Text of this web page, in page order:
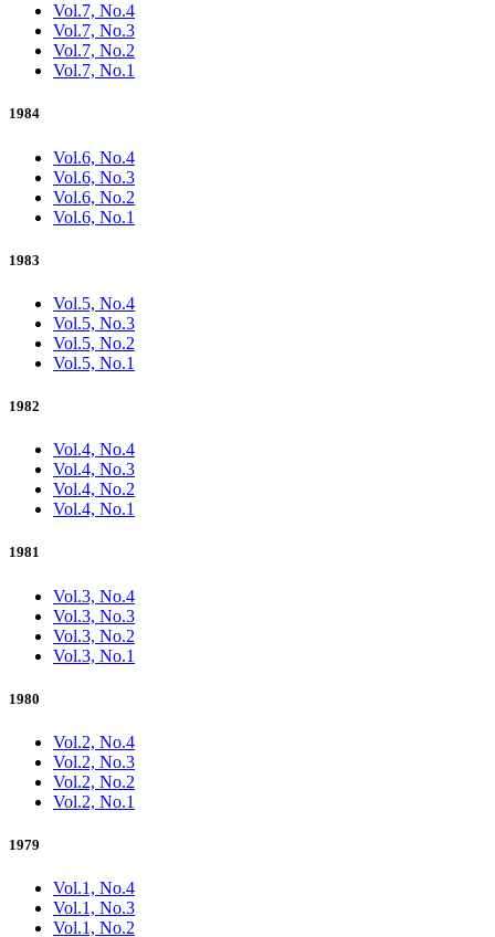
Vol.7, No.4
Vol.7, No.3
Vol.7, No.2
Vol.7, No.1
1984
Vol.6, No.4
Vol.6, No.3
Vol.6, No.2
Vol.6, No.1
1983
Vol.5, No.4
Vol.5, No.3
Vol.5, No.2
Vol.5, No.1
1982
Vol.4, No.4
Vol.4, No.3
Vol.4, No.2
Vol.4, No.1
1981
Vol.3, No.4
Vol.3, No.3
Vol.3, No.2
Vol.3, No.1
1980
Vol.2, No.4
Vol.2, No.3
Vol.2, No.2
Vol.2, No.1
1979
Vol.1, No.4
Vol.1, No.3
Vol.1, No.2